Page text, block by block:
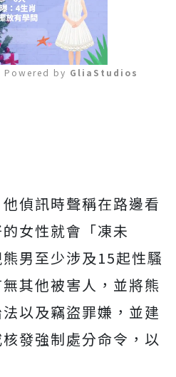
Powered by GliaStudios
偵訊時聲稱在路邊看
女性就會「凍未
男至少涉及15起性騷
其他被害人，並將熊
以及竊盜罪嫌，並建
發強制處分命令，以